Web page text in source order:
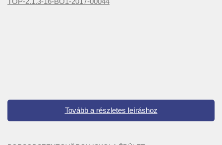
Tovább a részletes leíráshoz